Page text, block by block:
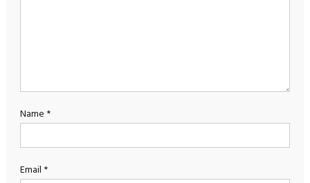
Name *
Email *